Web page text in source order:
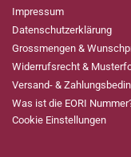
Impressum
Datenschutzerklärung
Grossmengen &
Widerrufsrecht &
Versand- &
Was ist die EORI
Cookie Einstellungen